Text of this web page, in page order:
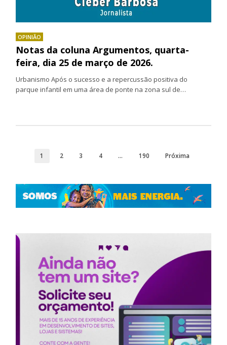
OPINIÃO
Notas da coluna Argumentos, quarta-
feira, dia 25 de março de 2026.
Urbanismo Após o sucesso e a repercussão positiva do
parque infantil em uma área de ponte na zona sul de…
1 2 3 4 … 190 Próxima